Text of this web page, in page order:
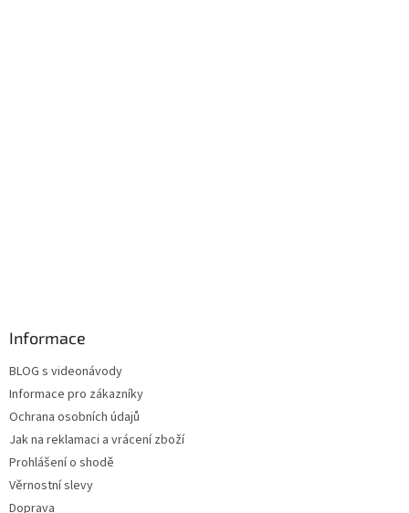
Informace
BLOG s videonávody
Informace pro zákazníky
Ochrana osobních údajů
Jak na reklamaci a vrácení zboží
Prohlášení o shodě
Věrnostní slevy
Doprava